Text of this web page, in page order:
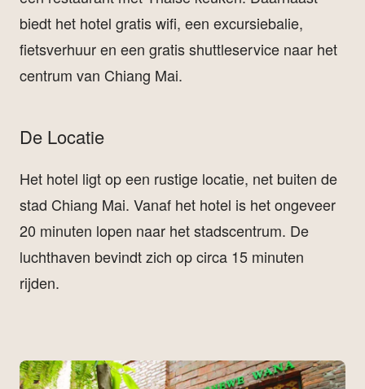
biedt het hotel gratis wifi, een excursiebalie,
fietsverhuur en een gratis shuttleservice naar het
centrum van Chiang Mai.
De Locatie
Het hotel ligt op een rustige locatie, net buiten de
stad Chiang Mai. Vanaf het hotel is het ongeveer
20 minuten lopen naar het stadscentrum. De
luchthaven bevindt zich op circa 15 minuten
rijden.